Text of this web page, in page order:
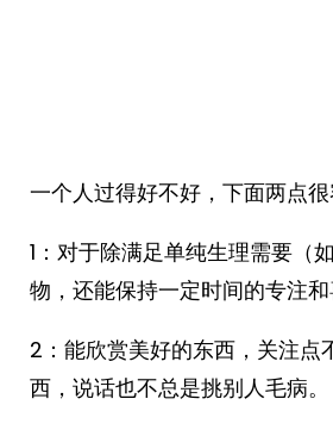
一个人过得好不好，下面两点很
1：对于除满足单纯生理需要（
物，还能保持一定时间的专注和
2：能欣赏美好的东西，关注点
西，说话也不总是挑别人毛病。 ​​​